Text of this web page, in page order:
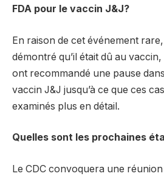
FDA pour le vaccin J&J?
En raison de cet événement rare,
démontré qu’il était dû au vaccin,
ont recommandé une pause
vaccin J&J jusqu’à ce que ces
examinés plus en détail.
Quelles sont les prochaines
Le CDC convoquera une